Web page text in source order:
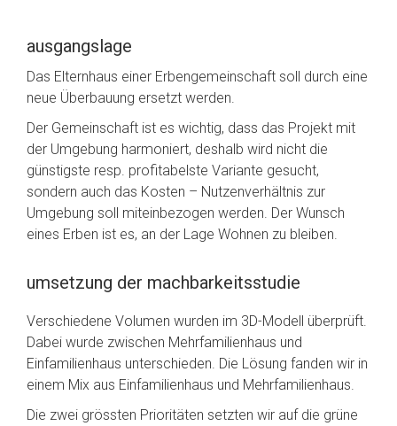
ausgangslage
Das Elternhaus einer Erbengemeinschaft soll durch eine
neue Überbauung ersetzt werden.
Der Gemeinschaft ist es wichtig, dass das Projekt mit
der Umgebung harmoniert, deshalb wird nicht die
günstigste resp. profitabelste Variante gesucht,
sondern auch das Kosten – Nutzenverhältnis zur
Umgebung soll miteinbezogen werden. Der Wunsch
eines Erben ist es, an der Lage Wohnen zu bleiben.
umsetzung der machbarkeitsstudie
Verschiedene Volumen wurden im 3D-Modell überprüft.
Dabei wurde zwischen Mehrfamilienhaus und
Einfamilienhaus unterschieden. Die Lösung fanden wir in
einem Mix aus Einfamilienhaus und Mehrfamilienhaus.
Die zwei grössten Prioritäten setzten wir auf die grüne